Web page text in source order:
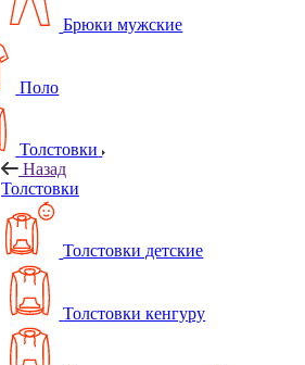
Брюки мужские
Поло
Толстовки
Назад
Толстовки
Толстовки детские
Толстовки кенгуру